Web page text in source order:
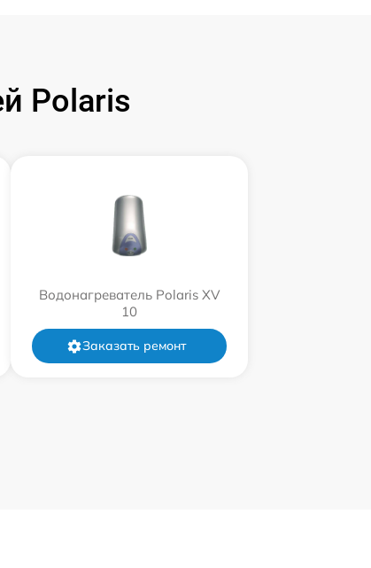
Polaris
Водонагреватель Polaris XV
10
Заказать ремонт